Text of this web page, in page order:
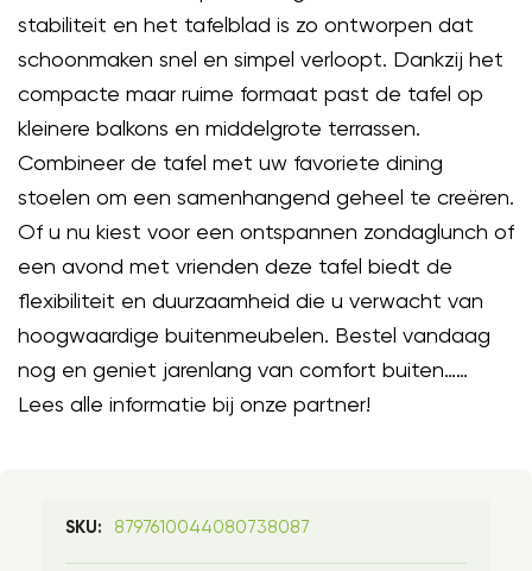
stabiliteit en het tafelblad is zo ontworpen dat
schoonmaken snel en simpel verloopt. Dankzij het
compacte maar ruime formaat past de tafel op
kleinere balkons en middelgrote terrassen.
Combineer de tafel met uw favoriete dining
stoelen om een samenhangend geheel te creëren.
Of u nu kiest voor een ontspannen zondaglunch of
een avond met vrienden deze tafel biedt de
flexibiliteit en duurzaamheid die u verwacht van
hoogwaardige buitenmeubelen. Bestel vandaag
nog en geniet jarenlang van comfort buiten……
Lees alle informatie bij onze partner!
SKU: 8797610044080738087